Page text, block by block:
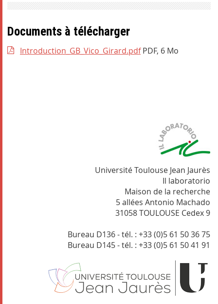
Documents à télécharger
Introduction_GB_Vico_Girard.pdf PDF, 6 Mo
Université Toulouse Jean Jaurès
Il laboratorio
Maison de la recherche
5 allées Antonio Machado
31058 TOULOUSE Cedex 9
Bureau D136 - tél. : +33 (0)5 61 50 36 75
Bureau D145 - tél. : +33 (0)5 61 50 41 91